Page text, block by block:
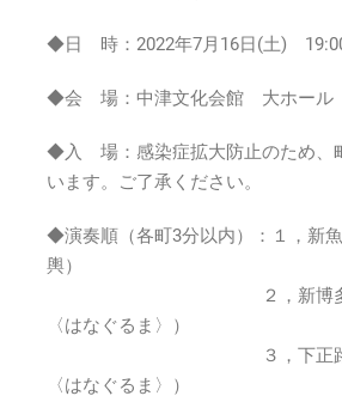
発
表
会
2022
7
日
～
◆日 時：2022年7月16日(土)
◆会 場：中津文化会館 大ホール
◆入 場：感染症拡大防止のため、
います。ご了承ください。
◆演奏順（各町3分以内）：１，新
輿）
２，新博多町（
〈はなぐるま〉）
３，下正路町（
〈はなぐるま〉）